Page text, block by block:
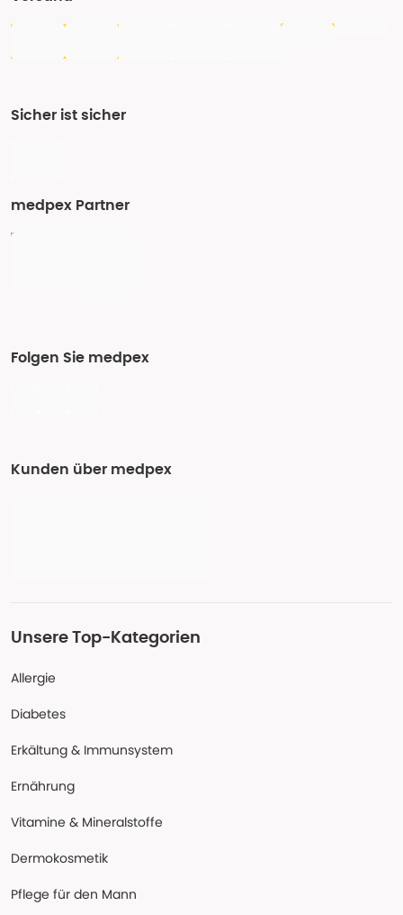
Sicher ist sicher
medpex Partner
Folgen Sie medpex
Kunden über medpex
Unsere Top-Kategorien
Allergie
Diabetes
Erkältung & Immunsystem
Ernährung
Vitamine & Mineralstoffe
Dermokosmetik
Pflege für den Mann